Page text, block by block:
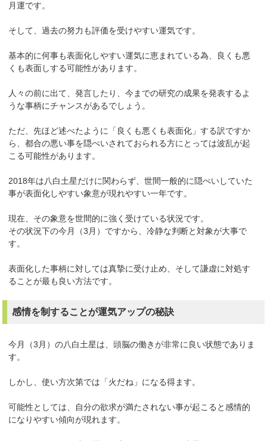
月運です。
そして、過去の努力も評価を受けやすい運気です。
基本的に何事も表面化しやすい運気に恵まれている為、良くも悪
くも表面しする可能性があります。
人々の前に出て、発言したり、今までの研究の成果を発表するよ
うな事柄にチャンスがあるでしょう。
ただ、先ほど述べたように「良くも悪くも表面化」する訳ですか
ら、都合の悪い事を隠ぺいされておられる方にとっては波乱が起
こる可能性があります。
2018年は八白土星だけに関わらず、世間一般的に隠ぺいしていた
事が表面化しやすい象意が現れやすい一年です。
現在、その象意を世間的に強く受けている状況です。
その状況下の今月（3月）ですから、冷静な判断と対象が大事で
す。
表面化した事柄に対しては真摯に受け止め、そして謙虚に対処す
ることが最も良い方法です。
感情を制することが運気アップの秘訣
今月（3月）の八白土星は、頭脳の働きが非常に良い状態でありま
す。
しかし、使い方次第では「火だね」になる得ます。
可能性としては、自分の欲求が満たされない事が起こると感情的
になりやすい傾向が現れます。